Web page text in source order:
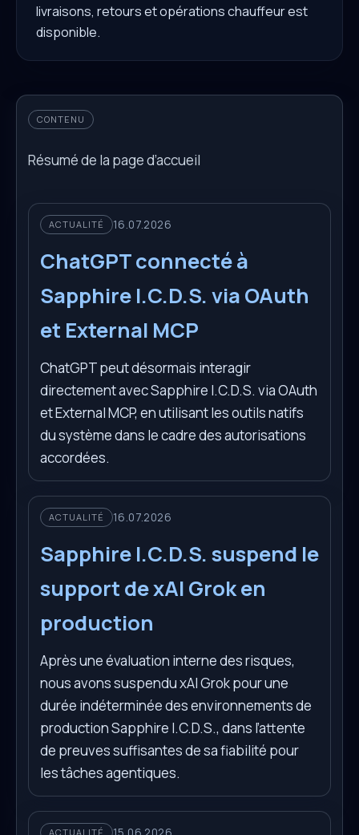
livraisons, retours et opérations chauffeur est
disponible.
CONTENU
Résumé de la page d’accueil
ACTUALITÉ 16.07.2026
ChatGPT connecté à
Sapphire I.C.D.S. via OAuth
et External MCP
ChatGPT peut désormais interagir
directement avec Sapphire I.C.D.S. via OAuth
et External MCP, en utilisant les outils natifs
du système dans le cadre des autorisations
accordées.
ACTUALITÉ 16.07.2026
Sapphire I.C.D.S. suspend le
support de xAI Grok en
production
Après une évaluation interne des risques,
nous avons suspendu xAI Grok pour une
durée indéterminée des environnements de
production Sapphire I.C.D.S., dans l’attente
de preuves suffisantes de sa fiabilité pour
les tâches agentiques.
ACTUALITÉ